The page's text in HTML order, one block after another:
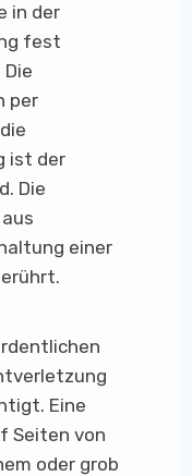
in der
fest
per
ist der
Die
einer
Eine
Seiten von
oder grob